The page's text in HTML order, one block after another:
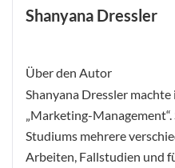
Shanyana Dressler
Über den Autor
Shanyana Dressler
„Marketing-
Studiums mehrere
Arbeiten, Fallstudien und